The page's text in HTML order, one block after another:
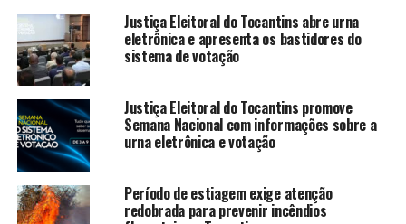
Justiça Eleitoral do Tocantins abre urna
eletrônica e apresenta os bastidores do
sistema de votação
Justiça Eleitoral do Tocantins promove
Semana Nacional com informações sobre a
urna eletrônica e votação
Período de estiagem exige atenção
redobrada para prevenir incêndios